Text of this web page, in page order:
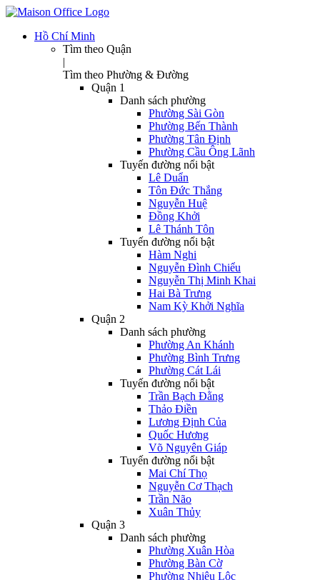
Hồ Chí Minh
Tìm theo Quận
|
Tìm theo Phường & Đường
Quận 1
Danh sách phường
Phường Sài Gòn
Phường Bến Thành
Phường Tân Định
Phường Cầu Ông Lãnh
Tuyến đường nổi bật
Lê Duẩn
Tôn Đức Thắng
Nguyễn Huệ
Đồng Khởi
Lê Thánh Tôn
Tuyến đường nổi bật
Hàm Nghi
Nguyễn Đình Chiểu
Nguyễn Thị Minh Khai
Hai Bà Trưng
Nam Kỳ Khởi Nghĩa
Quận 2
Danh sách phường
Phường An Khánh
Phường Bình Trưng
Phường Cát Lái
Tuyến đường nổi bật
Trần Bạch Đằng
Thảo Điền
Lương Định Của
Quốc Hương
Võ Nguyên Giáp
Tuyến đường nổi bật
Mai Chí Thọ
Nguyễn Cơ Thạch
Trần Não
Xuân Thủy
Quận 3
Danh sách phường
Phường Xuân Hòa
Phường Bàn Cờ
Phường Nhiêu Lộc